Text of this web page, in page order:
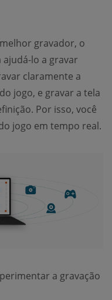
gravador, o
new window)
ajudá-lo a gravar
claramente a
jogo, e gravar a tela
Por isso, você
jogo em tempo real.
a gravação